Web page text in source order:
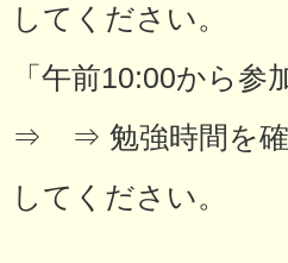
してください。
「午前10:00から
⇒ ⇒ 勉強時間を確
してください。